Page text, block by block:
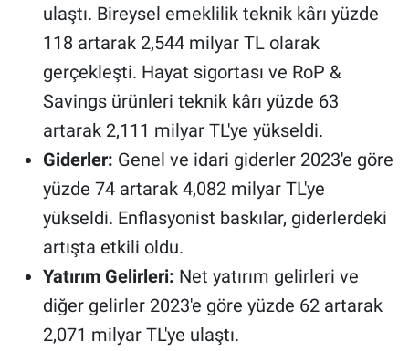
ulaştı. Bireysel emeklilik teknik kârı yüzde
118 artarak 2,544 milyar TL olarak
gerçekleşti. Hayat sigortası ve RoP &
Savings ürünleri teknik kârı yüzde 63
artarak 2,111 milyar TL'ye yükseldi.
Giderler: Genel ve idari giderler 2023'e göre
yüzde 74 artarak 4,082 milyar TL'ye
yükseldi. Enflasyonist baskılar, giderlerdeki
artışta etkili oldu.
Yatırım Gelirleri: Net yatırım gelirleri ve
diğer gelirler 2023'e göre yüzde 62 artarak
2,071 milyar TL'ye ulaştı.